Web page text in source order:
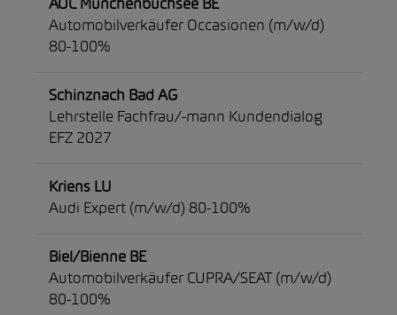
AOC Münchenbuchsee BE
Automobilverkäufer Occasionen (m/w/d)
80-100%
Schinznach Bad AG
Lehrstelle Fachfrau/-mann Kundendialog
EFZ 2027
Kriens LU
Audi Expert (m/w/d) 80-100%
Biel/Bienne BE
Automobilverkäufer CUPRA/SEAT (m/w/d)
80-100%